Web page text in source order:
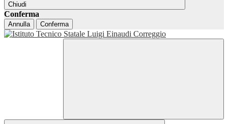
Chiudi
Conferma
Annulla Conferma